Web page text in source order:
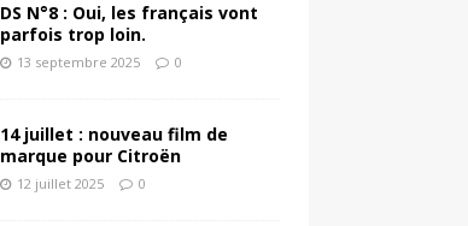
DS N°8 : Oui, les français vont
parfois trop loin.
13 septembre 2025 0
14 juillet : nouveau film de
marque pour Citroën
12 juillet 2025 0